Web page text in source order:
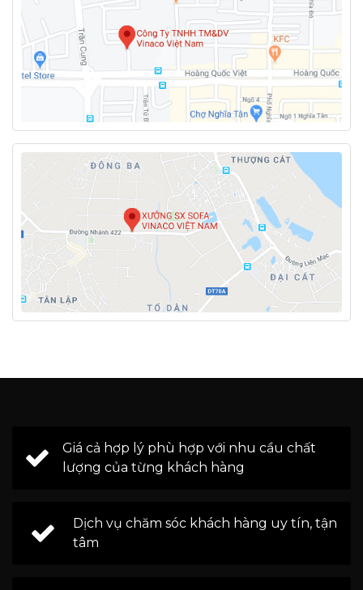
Giá cả hợp lý phù hợp với nhu cầu chất
lượng của từng khách hàng
Dịch vụ chăm sóc khách hàng uy tín, tận
tâm